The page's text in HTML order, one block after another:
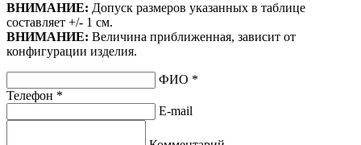
ВНИМАНИЕ: Допуск размеров указанных в таблице
составляет +/- 1 см.
ВНИМАНИЕ: Величина приближенная, зависит от
конфигурации изделия.
ФИО *
Телефон *
E-mail